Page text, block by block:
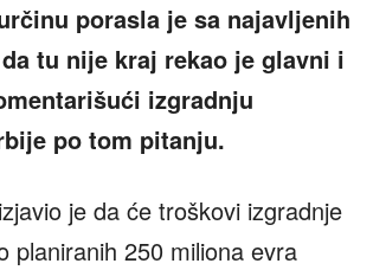
porasla je sa najavljenih
tu nije kraj rekao je glavni i
izgradnju
po tom pitanju.
je da će troškovi izgradnje
planiranih 250 miliona evra